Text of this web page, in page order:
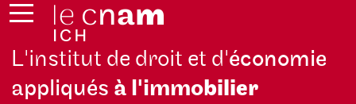
L'institut de droit et d'économie
appliqués à l'immobilier